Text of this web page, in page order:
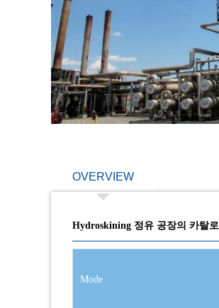
OVERVIEW
Hydroskining 정유 공장의 카탈
Mode